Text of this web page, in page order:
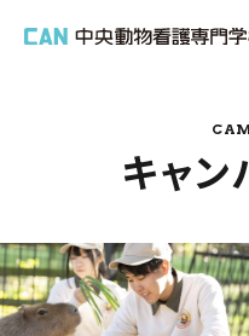
キャン